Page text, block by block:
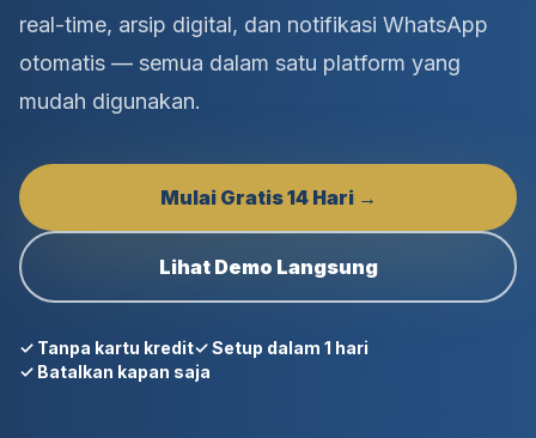
real-time, arsip digital, dan notifikasi WhatsApp
otomatis — semua dalam satu platform yang
mudah digunakan.
Mulai Gratis 14 Hari →
Lihat Demo Langsung
✓ Tanpa kartu kredit✓ Setup dalam 1 hari
✓ Batalkan kapan saja